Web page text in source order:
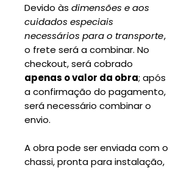
Devido às dimensões e aos
cuidados especiais
necessários para o transporte,
o frete será a combinar. No
checkout, será cobrado
apenas o valor da obra; após
a confirmação do pagamento,
será necessário combinar o
envio.
A obra pode ser enviada com o
chassi, pronta para instalação,